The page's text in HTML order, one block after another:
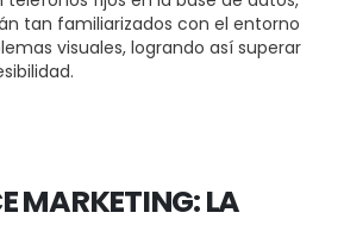
tan familiarizados con el entorno
visuales, logrando así superar
MARKETING: LA